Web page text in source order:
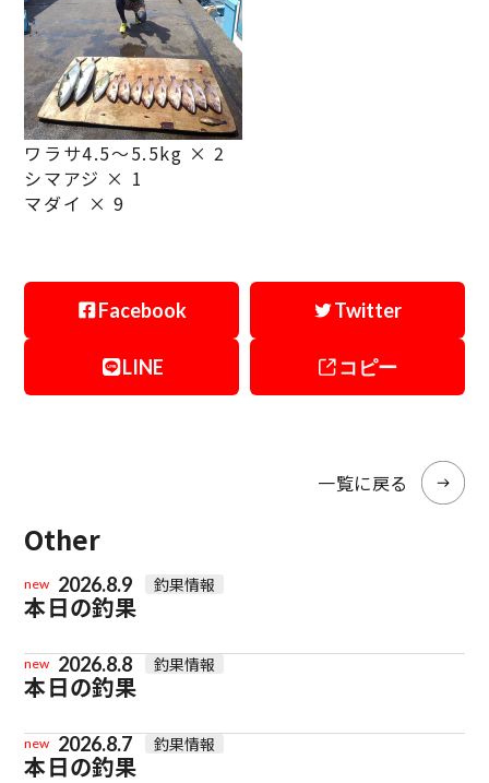
ワラサ4.5～5.5kg × 2
シマアジ × 1
マダイ × 9
Facebook Twitter
LINE コピー
一覧に戻る
Other
new 2026.8.9 釣果情報
本日の釣果
new 2026.8.8 釣果情報
本日の釣果
new 2026.8.7 釣果情報
本日の釣果